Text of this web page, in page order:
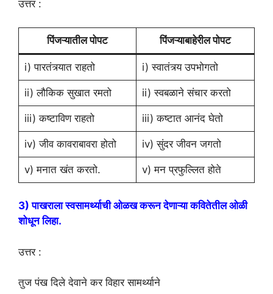
उत्तर :
पिंजऱ्यातील पोपट पिंजऱ्याबाहेरील पोपट
i) पारतंत्र्यात राहतो i) स्वातंत्र्य उपभोगतो
ii) लौकिक सुखात रमतो ii) स्वबळाने संचार करतो
iii) कष्टाविण राहतो iii) कष्टात आनंद घेतो
iv) जीव कावराबावरा होतो iv) सुंदर जीवन जगतो
v) मनात खंत करतो. v) मन प्रफुल्लित होते
3) पाखराला स्वसामर्थ्याची ओळख करून देणाऱ्या कवितेतील ओळी
शोधून लिहा.
उत्तर :
तुज पंख दिले देवाने कर विहार सामर्थ्याने